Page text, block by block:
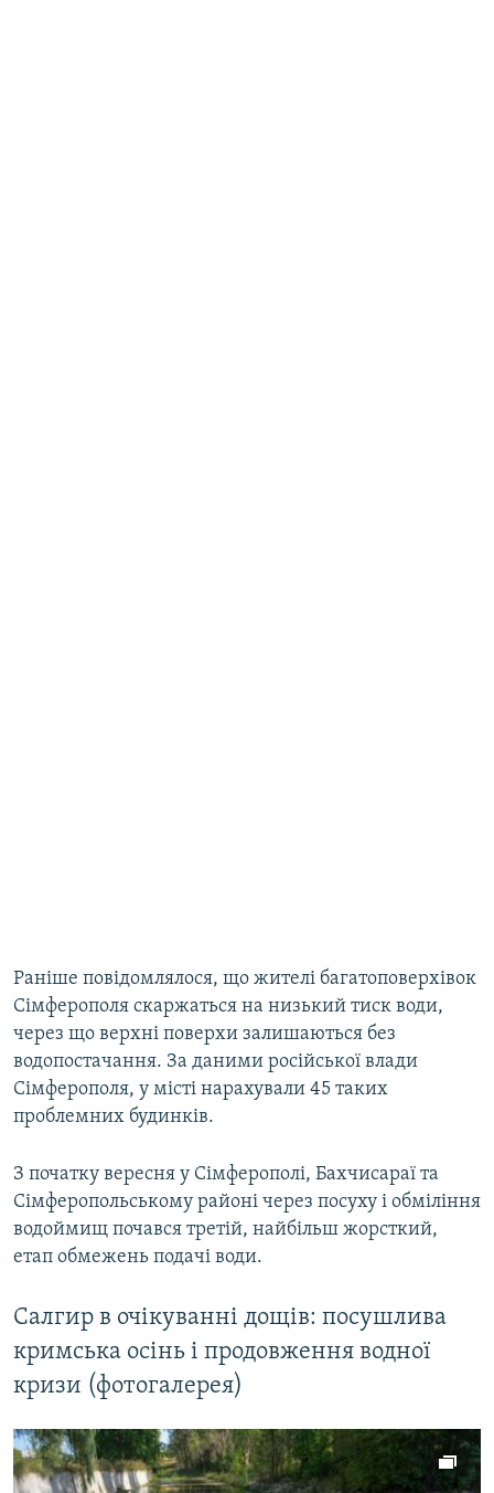
Раніше повідомлялося, що жителі багатоповерхівок
Сімферополя скаржаться на низький тиск води,
через що верхні поверхи залишаються без
водопостачання. За даними російської влади
Сімферополя, у місті нарахували 45 таких
проблемних будинків.
З початку вересня у Сімферополі, Бахчисараї та
Сімферопольському районі через посуху і обміління
водоймищ почався третій, найбільш жорсткий,
етап обмежень подачі води.
Салгир в очікуванні дощів: посушлива
кримська осінь і продовження водної
кризи (фотогалерея)